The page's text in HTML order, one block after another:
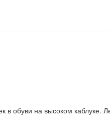
в обуви на высоком каблуке.